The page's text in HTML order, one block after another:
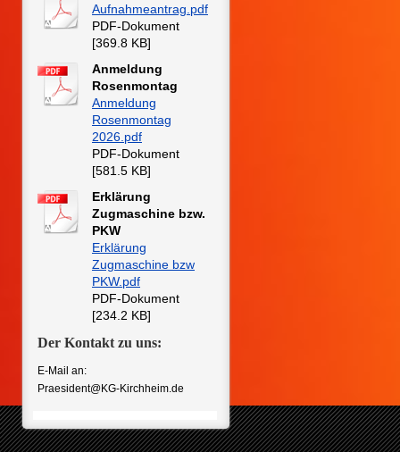
Aufnahmeantrag.pdf
PDF-Dokument
[369.8 KB]
Anmeldung
Rosenmontag
Anmeldung
Rosenmontag
2026.pdf
PDF-Dokument
[581.5 KB]
Erklärung
Zugmaschine bzw.
PKW
Erklärung
Zugmaschine bzw
PKW.pdf
PDF-Dokument
[234.2 KB]
Der Kontakt zu uns:
E-Mail an:
Praesident@KG-Kirchheim.de